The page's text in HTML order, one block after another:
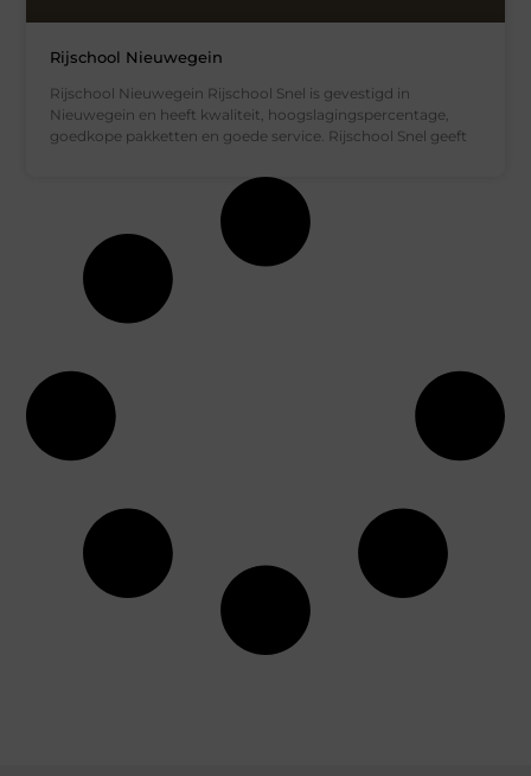
Rijschool Nieuwegein
Rijschool Nieuwegein Rijschool Snel is gevestigd in
Nieuwegein en heeft kwaliteit, hoogslagingspercentage,
goedkope pakketten en goede service. Rijschool Snel geeft